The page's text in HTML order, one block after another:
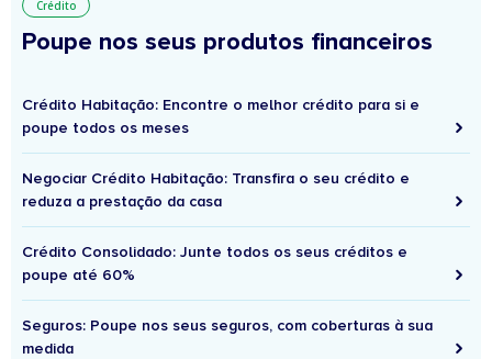
Crédito
Poupe nos seus produtos financeiros
Crédito Habitação: Encontre o melhor crédito para si e
poupe todos os meses
Negociar Crédito Habitação: Transfira o seu crédito e
reduza a prestação da casa
Crédito Consolidado: Junte todos os seus créditos e
poupe até 60%
Seguros: Poupe nos seus seguros, com coberturas à sua
medida